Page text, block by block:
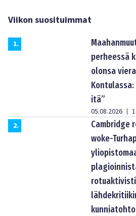
Viikon suosituimmat
1.
perheessä
olonsa
itä”
05.08.2026 |
2.
Cambridge
woke-